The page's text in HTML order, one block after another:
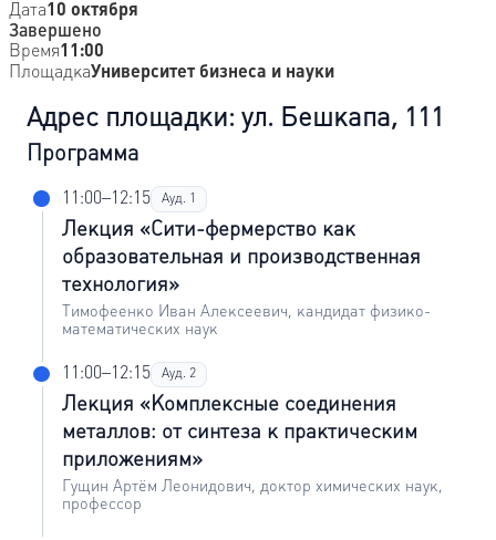
Дата10 октября
Завершено
Время11:00
ПлощадкаУниверситет бизнеса и науки
Адрес площадки: ул. Бешкапа, 111
Программа
11:00–12:15 Ауд. 1
Лекция «Сити-фермерство как
образовательная и производственная
технология»
Тимофеенко Иван Алексеевич, кандидат физико-
математических наук
11:00–12:15 Ауд. 2
Лекция «Комплексные соединения
металлов: от синтеза к практическим
приложениям»
Гущин Артём Леонидович, доктор химических наук,
профессор